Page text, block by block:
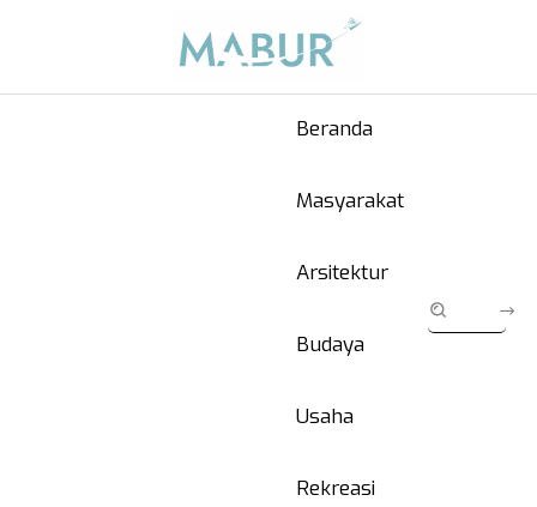
Beranda
Masyarakat
Arsitektur
Budaya
Usaha
Rekreasi